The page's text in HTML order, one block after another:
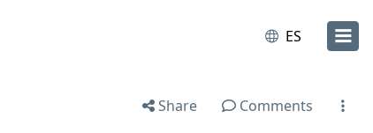
ES
Share Comments